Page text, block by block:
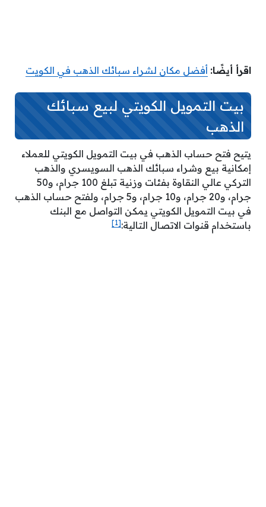
اقرأ أيضًا: أفضل مكان لشراء سبائك الذهب في الكويت
بيت التمويل الكويتي لبيع سبائك
الذهب
يتيح فتح حساب الذهب في بيت التمويل الكويتي للعملاء
إمكانية بيع وشراء سبائك الذهب السويسري والذهب
التركي عالي النقاوة بفئات وزنية تبلغ 100 جرام، و50
جرام، و20 جرام، و10 جرام، و5 جرام، ولفتح حساب الذهب
في بيت التمويل الكويتي يمكن التواصل مع البنك
باستخدام قنوات الاتصال التالية:[1]